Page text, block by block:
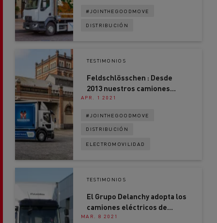
#JOINTHEGOODMOVE
DISTRIBUCIÓN
TESTIMONIOS
Feldschlösschen : Desde
2013 nuestros camiones
eléctricos nos dan una
APR. 1 2021
#JOINTHEGOODMOVE
DISTRIBUCIÓN
ELECTROMOVILIDAD
TESTIMONIOS
El Grupo Delanchy adopta los
camiones eléctricos de
Renault Trucks
MAR. 8 2021